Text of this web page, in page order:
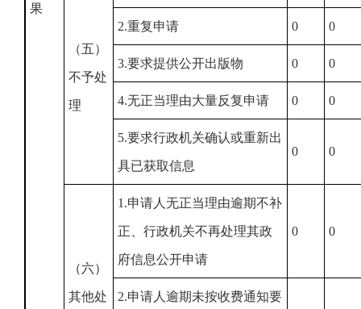
果
（五）
不予处
理
2.重复申请 0 0
3.要求提供公开出版物 0 0
4.无正当理由大量反复申请 0 0
5.要求行政机关确认或重新出
具已获取信息
0 0
（六）
其他处
1.申请人无正当理由逾期不补
正、行政机关不再处理其政
府信息公开申请
0 0
2.申请人逾期未按收费通知要